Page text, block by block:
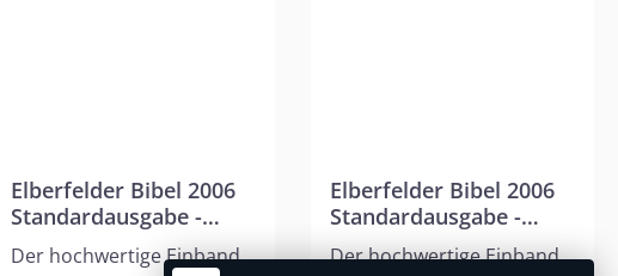
Elberfelder Bibel 2006
Standardausgabe -
Leder grau
Der hochwertige Einband
Elberfelder Bibel 2006
Standardausgabe -
Kunstleder /
Reißverschluss
Der hochwertige Einband